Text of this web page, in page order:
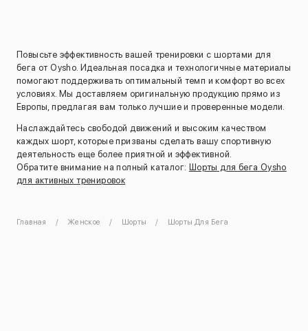
Повысьте эффективность вашей тренировки с шортами для
бега от Oysho. Идеальная посадка и технологичные материалы
помогают поддерживать оптимальный темп и комфорт во всех
условиях. Мы доставляем оригинальную продукцию прямо из
Европы, предлагая вам только лучшие и проверенные модели.
Наслаждайтесь свободой движений и высоким качеством
каждых шорт, которые призваны сделать вашу спортивную
деятельность еще более приятной и эффективной.
Обратите внимание на полный каталог: Шорты для бега Oysho
для активных тренировок
Главная Женское Шорты Шорты Для Бега